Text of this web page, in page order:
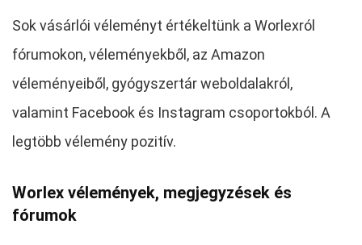
Sok vásárlói véleményt értékeltünk a Worlexról
fórumokon, véleményekből, az Amazon
véleményeiből, gyógyszertár weboldalakról,
valamint Facebook és Instagram csoportokból. A
legtöbb vélemény pozitív.
Worlex vélemények, megjegyzések és
fórumok